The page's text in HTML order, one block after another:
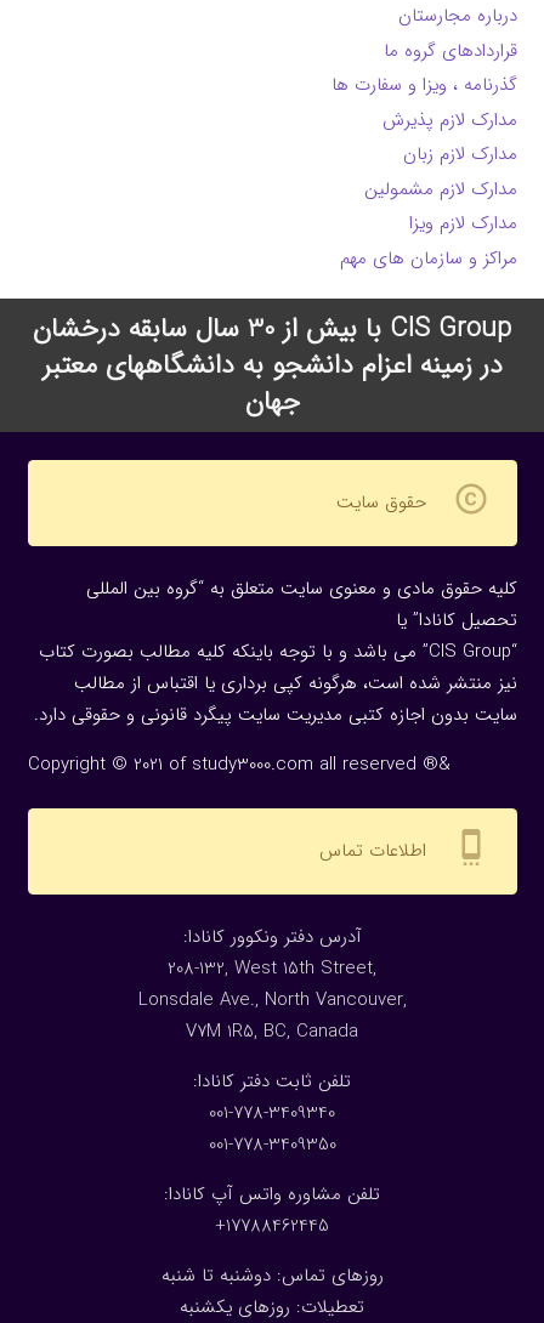
درباره مجارستان
قراردادهای گروه ما
گذرنامه ، ویزا و سفارت ها
مدارک لازم پذیرش
مدارک لازم زبان
مدارک لازم مشمولین
مدارک لازم ویزا
مراکز و سازمان های مهم
CIS Group با بیش از 30 سال سابقه درخشان
در زمینه اعزام دانشجو به دانشگاههای معتبر
جهان
copyright حقوق سایت
کلیه حقوق مادی و معنوی سایت متعلق به “گروه بین المللی
تحصیل کانادا” یا
“CIS Group” می باشد و با توجه باینکه کلیه مطالب بصورت کتاب
نیز منتشر شده است، هرگونه كپی برداری یا اقتباس از مطالب
سایت بدون اجازه كتبی مدیریت سایت پیگرد قانونی و حقوقی دارد.
Copyright © 2021 of study3000.com all reserved ®&
settings_cell اطلاعات تماس
:آدرس دفتر ونکوور کانادا
208-132, West 15th Street,
Lonsdale Ave., North Vancouver,
V7M 1R5, BC, Canada
:تلفن ثابت دفتر کانادا
001-778-3409340
001-778-3409350
تلفن مشاوره واتس آپ کانادا:
17788462445+
روزهای تماس: دوشنبه تا شنبه
تعطیلات: روزهای یکشنبه